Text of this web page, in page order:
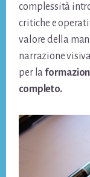
complessità
critiche e
valore della
narrazione
per la
completo.